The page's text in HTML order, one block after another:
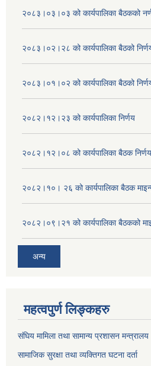
२०८३।०३।०३ को कार्यपालिका बैठकको
२०८३।०२।२८ को कार्यपालिका बैठको
२०८३।०१।०२ को कार्यपालिका बैठको
२०८२।१२।२३ को कार्यपालिका निर्णय
२०८२।१२।०८ को कार्यपालिका बैठक निर्णय
२०८२।१०। २६ को कार्यपालिका बैठक
२०८२।०९।२१ को कार्यपालिका बैठकको
अन्य
महत्वपुर्ण लिङ्कहरु
संघिय मामिला तथा सामान्य प्रशासन मन्त्रालय
सामाजिक सुरक्षा तथा व्यक्तिगत घटना दर्ता